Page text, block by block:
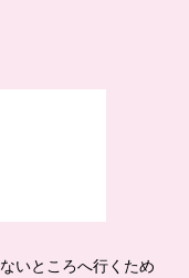
いところへ行くため